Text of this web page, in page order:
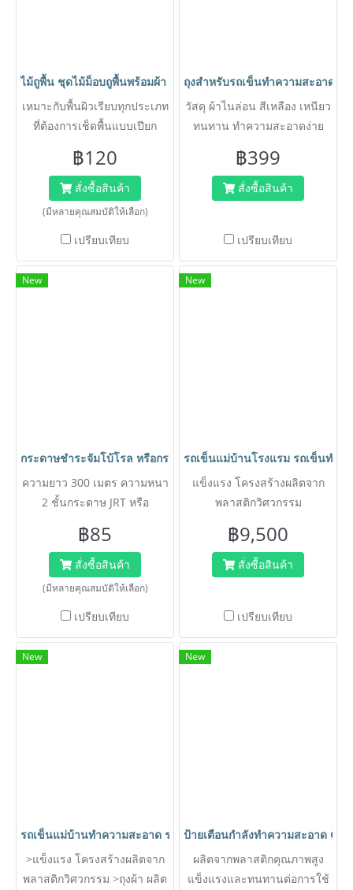
ไม้ถูพื้น ชุดไม้ม็อบถูพื้นพร้อมผ้า ด้ามจับอลูมิเนียมยาวไม่เมื่อย ไม่เป็นส
เหมาะกับพื้นผิวเรียบทุกประเภท
ที่ต้องการเช็ดพื้นแบบเปียก
฿120
สั่งซื้อสินค้า
(มีหลายคุณสมบัติให้เลือก)
เปรียบเทียบ
ถุงสำหรับรถเข็นทำความสะอาด ถุ
วัสดุ ผ้าไนล่อน สีเหลือง เหนียว
ทนทาน ทำความสะอาดง่าย
฿399
สั่งซื้อสินค้า
เปรียบเทียบ
New
กระดาษชำระจัมโบ้โรล หรือกระดาษทิชชู่ JRT (๋Jumbo Roll
ความยาว 300 เมตร ความหนา
2 ชั้นกระดาษ JRT หรือ
ระดาษชำระม้วนใหญ่ ซึ่งทำให้
ประหยัดการใช้งาน สามารถใช้
งานได้ยาวนาน
฿85
สั่งซื้อสินค้า
(มีหลายคุณสมบัติให้เลือก)
เปรียบเทียบ
New
รถเข็นแม่บ้านโรงแรม รถเข็นทำค
แข็งแรง โครงสร้างผลิตจาก
พลาสติกวิศวกรรม
฿9,500
สั่งซื้อสินค้า
เปรียบเทียบ
New
รถเข็นแม่บ้านทำความสะอาด รถเข็นทำความสะอาด รถเข็นโรงแร
>แข็งแรง โครงสร้างผลิตจาก
พลาสติกวิศวกรรม >ถุงผ้า ผลิต
New
ป้ายเตือนกำลังทำความสะอาด
ผลิตจากพลาสติกคุณภาพสูง
แข็งแรงและทนทานต่อการใช้